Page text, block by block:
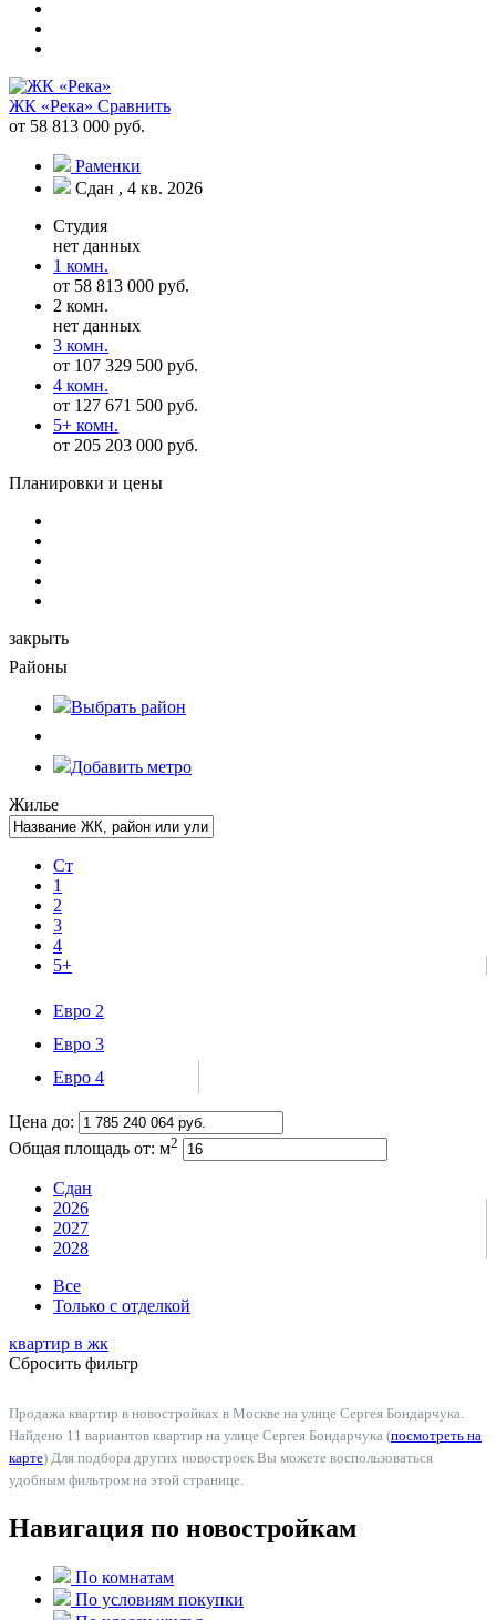
ЖК «Река» Сравнить
от 58 813 000 руб.
Раменки
Сдан , 4 кв. 2026
Студия
нет данных
1 комн.
от 58 813 000 руб.
2 комн.
нет данных
3 комн.
от 107 329 500 руб.
4 комн.
от 127 671 500 руб.
5+ комн.
от 205 203 000 руб.
Планировки и цены
закрыть
Районы
Выбрать район
Добавить метро
Жилье
Ст
1
2
3
4
5+
Евро 2
Евро 3
Евро 4
Цена до:
Общая площадь от: м2
Сдан
2026
2027
2028
Все
Только с отделкой
квартир в жк
Сбросить фильтр
Продажа квартир в новостройках в Москве на улице Сергея Бондарчука.
Найдено 11 вариантов квартир на улице Сергея Бондарчука (посмотреть на
карте) Для подбора других новостроек Вы можете воспользоваться
удобным фильтром на этой странице.
Навигация по новостройкам
По комнатам
По условиям покупки